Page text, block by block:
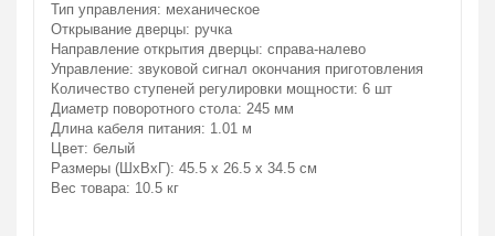
Тип управления: механическое
Открывание дверцы: ручка
Направление открытия дверцы: справа-налево
Управление: звуковой сигнал окончания приготовления
Количество ступеней регулировки мощности: 6 шт
Диаметр поворотного стола: 245 мм
Длина кабеля питания: 1.01 м
Цвет: белый
Размеры (ШхВхГ): 45.5 х 26.5 х 34.5 см
Вес товара: 10.5 кг